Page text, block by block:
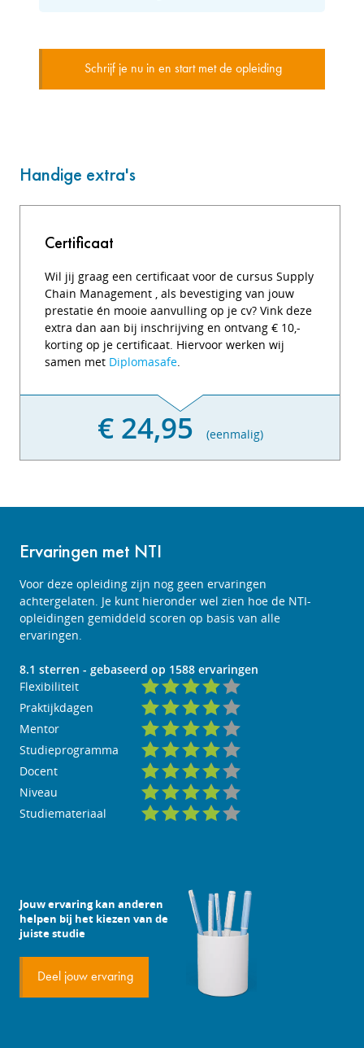
Schrijf je nu in en start met de opleiding
Handige extra's
Certificaat
Wil jij graag een certificaat voor de cursus Supply
Chain Management , als bevestiging van jouw
prestatie én mooie aanvulling op je cv? Vink deze
extra dan aan bij inschrijving en ontvang € 10,-
korting op je certificaat. Hiervoor werken wij
samen met Diplomasafe.
€ 24,95 (eenmalig)
Ervaringen met NTI
Voor deze opleiding zijn nog geen ervaringen
achtergelaten. Je kunt hieronder wel zien hoe de NTI-
opleidingen gemiddeld scoren op basis van alle
ervaringen.
8.1 sterren - gebaseerd op 1588 ervaringen
Flexibiliteit
Praktijkdagen
Mentor
Studieprogramma
Docent
Niveau
Studiemateriaal
Jouw ervaring kan anderen
helpen bij het kiezen van de
juiste studie
Deel jouw ervaring